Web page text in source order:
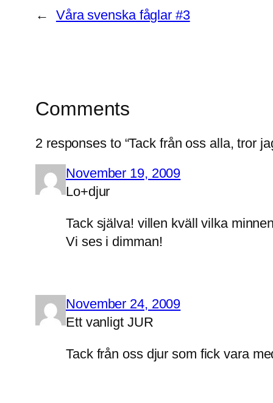
← Våra svenska fåglar #3
Comments
2 responses to “Tack från oss alla, tror
November 19, 2009
Lo+djur
Tack själva! villen kväll vilka
Vi ses i dimman!
November 24, 2009
Ett vanligt JUR
Tack från oss djur som fick vara